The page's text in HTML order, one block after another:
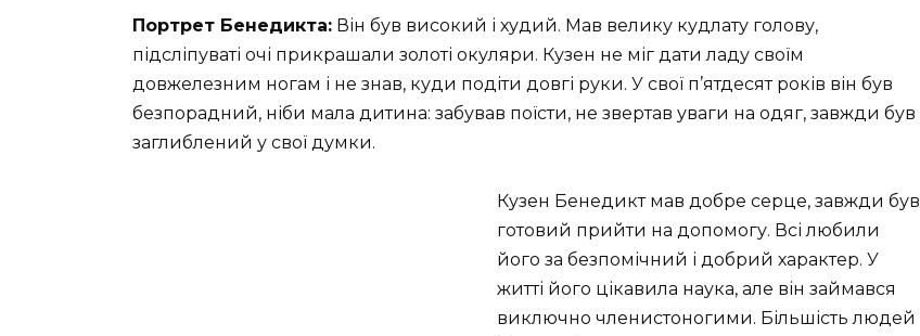
Портрет Бенедикта: Він був високий і худий. Мав велику кудлату голову,
підсліпуваті очі прикрашали золоті окуляри. Кузен не міг дати ладу своїм
довжелезним ногам і не знав, куди подіти довгі руки. У свої п’ятдесят років він був
безпорадний, ніби мала дитина: забував поїсти, не звертав уваги на одяг, завжди був
заглиблений у свої думки.
Кузен Бенедикт мав добре серце, завжди був
готовий прийти на допомогу. Всі любили
його за безпомічний і добрий характер. У
житті його цікавила наука, але він займався
виключно членистоногими. Більшість людей